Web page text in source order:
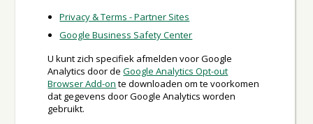
Privacy & Terms - Partner Sites
Google Business Safety Center
U kunt zich specifiek afmelden voor Google
Analytics door deGoogle Analytics Opt-out
Browser Add-on te downloaden om te voorkomen
dat gegevens door Google Analytics worden
gebruikt.